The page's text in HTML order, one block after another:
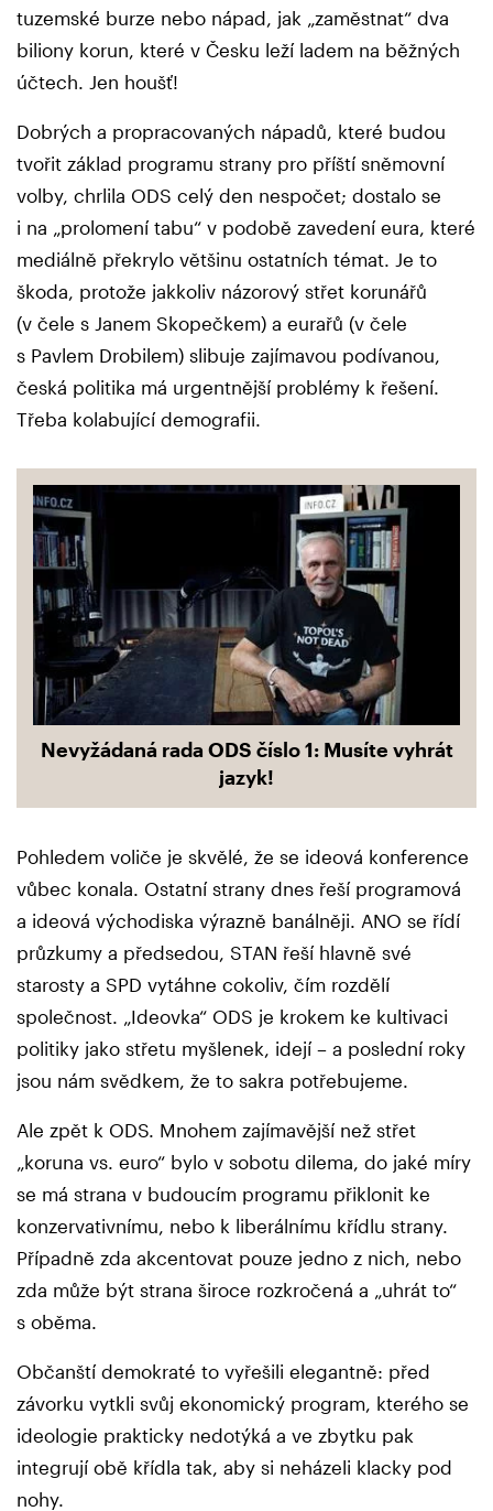
tuzemské burze nebo nápad, jak „zaměstnat“ dva
biliony korun, které v Česku leží ladem na běžných
účtech. Jen houšť!
Dobrých a propracovaných nápadů, které budou
tvořit základ programu strany pro příští sněmovní
volby, chrlila ODS celý den nespočet; dostalo se
i na „prolomení tabu“ v podobě zavedení eura, které
mediálně překrylo většinu ostatních témat. Je to
škoda, protože jakkoliv názorový střet korunářů
(v čele s Janem Skopečkem) a eurařů (v čele
s Pavlem Drobilem) slibuje zajímavou podívanou,
česká politika má urgentnější problémy k řešení.
Třeba kolabující demografii.
Nevyžádaná rada ODS číslo 1: Musíte vyhrát
jazyk!
Pohledem voliče je skvělé, že se ideová konference
vůbec konala. Ostatní strany dnes řeší programová
a ideová východiska výrazně banálněji. ANO se řídí
průzkumy a předsedou, STAN řeší hlavně své
starosty a SPD vytáhne cokoliv, čím rozdělí
společnost. „Ideovka“ ODS je krokem ke kultivaci
politiky jako střetu myšlenek, idejí – a poslední roky
jsou nám svědkem, že to sakra potřebujeme.
Ale zpět k ODS. Mnohem zajímavější než střet
„koruna vs. euro“ bylo v sobotu dilema, do jaké míry
se má strana v budoucím programu přiklonit ke
konzervativnímu, nebo k liberálnímu křídlu strany.
Případně zda akcentovat pouze jedno z nich, nebo
zda může být strana široce rozkročená a „uhrát to“
s oběma.
Občanští demokraté to vyřešili elegantně: před
závorku vytkli svůj ekonomický program, kterého se
ideologie prakticky nedotýká a ve zbytku pak
integrují obě křídla tak, aby si neházeli klacky pod
nohy.